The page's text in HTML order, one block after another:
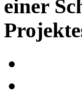
einer